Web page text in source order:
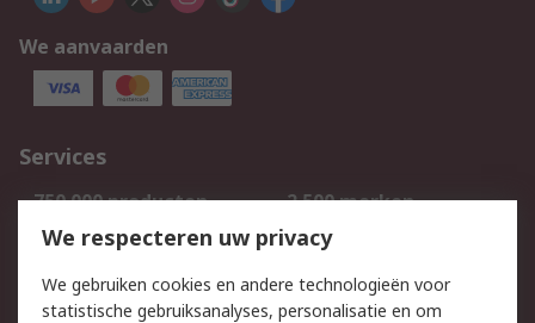
We aanvaarden
Services
750.000 producten
2.500 merken
Bestellen
Inkoopoplossingen
Track & Trace
We respecteren uw privacy
We gebruiken cookies en andere technologieën voor
statistische gebruiksanalyses, personalisatie en om